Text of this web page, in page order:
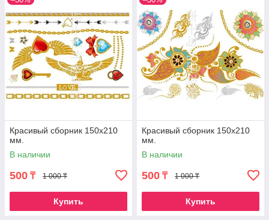
Красивый сборник 150х210
мм.
В наличии
500 ₸ 1 000 ₸
Купить
Красивый сборник 150х210
мм.
В наличии
500 ₸ 1 000 ₸
Купить